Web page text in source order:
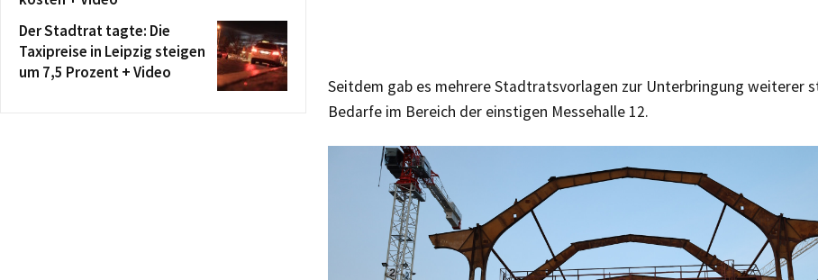
Seitdem gab es mehrere Stadtratsvorlagen zur Unterbringung weiterer
Bedarfe im Bereich der einstigen Messehalle 12.
Der Stadtrat tagte: Die
Taxipreise in Leipzig steigen
um 7,5 Prozent + Video